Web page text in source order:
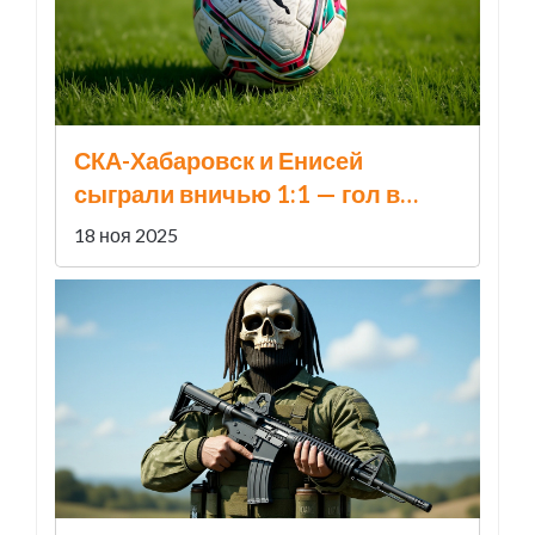
СКА-Хабаровск и Енисей
сыграли вничью 1:1 — гол в
добавленное время спас
Красноярск
18 ноя 2025